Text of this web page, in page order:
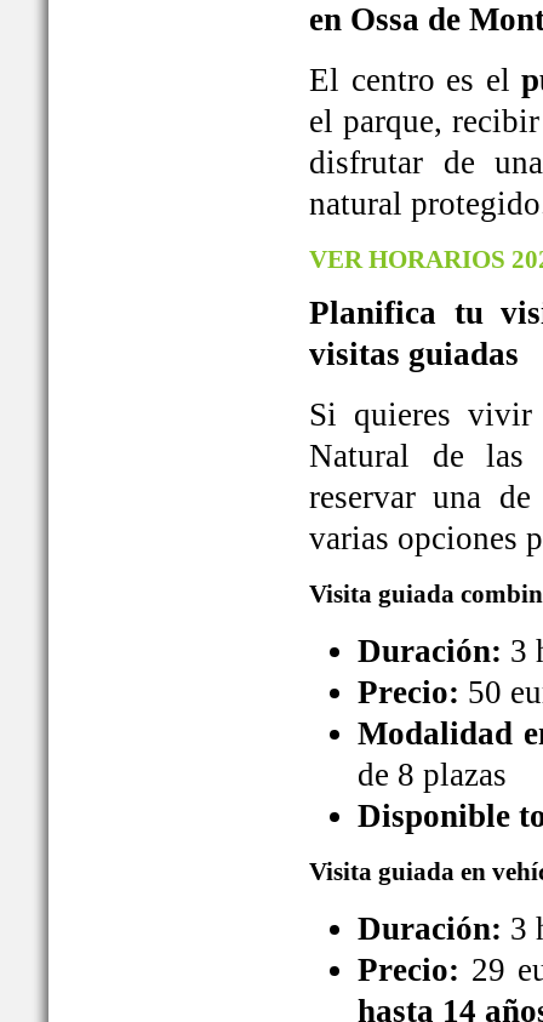
en Ossa de
El centro es el
el parque,
disfrutar de
natural
VER HORARIOS
Planifica tu
visitas guiadas
Si quieres
Natural de las
reservar una
varias opciones
Visita guiada
Duración: 3
Precio: 50
Modalidad
de 8 plazas
Disponible
Visita guiada en
Duración: 3
Precio: 29
hasta 14